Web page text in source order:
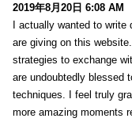
2019年8月20日 6:08 AM
I actually wanted to write
are giving on this
strategies to exchange
are undoubtedly blessed
techniques. I feel truly
more amazing moments